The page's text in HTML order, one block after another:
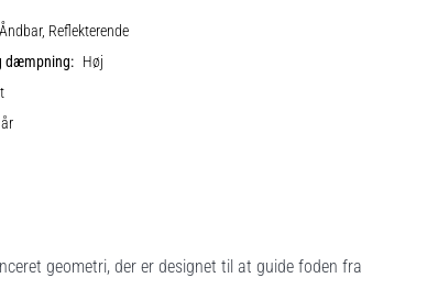
Åndbar, Reflekterende
dæmpning: Høj
geometri, der er designet til at guide foden fra